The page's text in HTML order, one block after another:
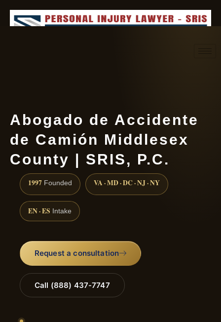
Abogado de Accidente
de Camión Middlesex
County | SRIS, P.C.
1997 Founded VA · MD · DC · NJ · NY
EN · ES Intake
Request a consultation
Call (888) 437-7747